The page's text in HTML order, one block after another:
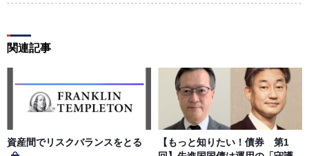
用によって生じた損害の責任は、会員が負うものとし、当
第５条（著作権）
本サイトに掲載された情報、写真、その他の著作物は、当
社もしくは著作物の著作者または著作権者に帰属するもの
とします。会員は、当社著作物について複製、転用、公衆
送信、譲渡、翻案および翻訳などの著作権、商標権などを
侵害する行為を行ってはならないものとします。
関連記事
資産間でリスクバランスをとる
【もっと知りたい！債券 第1